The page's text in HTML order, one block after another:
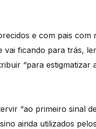
e com pais
ficando para trás,
“para estigmatizar
“ao primeiro sinal
ainda utilizados